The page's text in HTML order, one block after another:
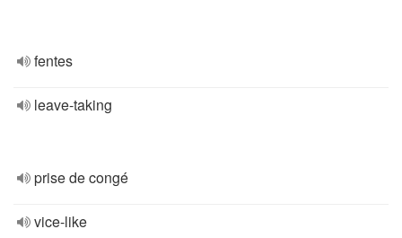
fentes
leave-taking
prise de congé
vice-like